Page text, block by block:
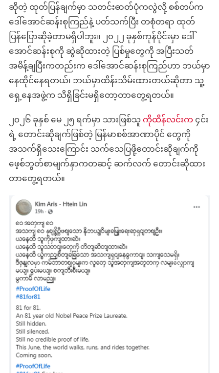
ဆိုတဲ့ ထုတ်ပြန်ချက်မှာ သတင်းဓာတ်ပုံကလွဲလို့ စစ်တပ်က
ဒေါ်အောင်ဆန်းစုကြည်နဲ့ ပတ်သက်ပြီး တစုံတရာ ထုတ်
ပြန်ပြောဆိုခဲ့တာမရှိပါဘူး။ ၂၀၂၂ ခုနှစ်ကုန်ပိုင်းမှာ ဒေါ်
အောင်ဆန်းစုကို ဆွဲဆိုထားတဲ့ ပြစ်မှုတွေကို အပြီးသတ်
အမိန့်ချပြီးကတည်းက ဒေါ်အောင်ဆန်းစုကြည်ဟာ ဘယ်မှာ
နေထိုင်နေရတယ်၊ ဘယ်မှာထိန်းသိမ်းထားတယ်ဆိုတာ သူ့
ရှေ့နေအဖွဲ့က သိရှိခြင်းမရှိတော့တာတွေ့ရတယ်။
၂၀၂၆ ခုနှစ် မေ ၂၅ ရက်မှာ သားဖြစ်သူ ကိုထိန်လင်းက၄င်း
ရဲ့ တောင်းဆိုချက်ဖြစ်တဲ့ မြန်မာစစ်အာဏာပိုင် တွေကို
အသက်ရှိသေးကြောင်း သက်သေပြဖို့တောင်းဆိုချက်ကို
ဖေ့စ်ဘွတ်စာမျက်နှာကတဆင့် ဆက်လက် တောင်းဆိုထား
တာတွေ့ရတယ်။